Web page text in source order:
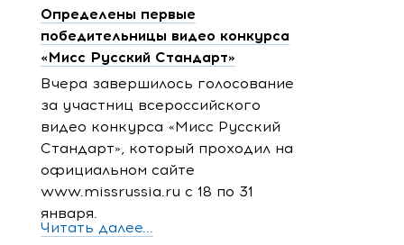
Определены первые
победительницы видео конкурса
«Мисс Русский Стандарт»
Вчера завершилось голосование
за участниц всероссийского
видео конкурса «Мисс Русский
Стандарт», который проходил на
официальном сайте
www.missrussia.ru c 18 по 31
января.
Читать далее...